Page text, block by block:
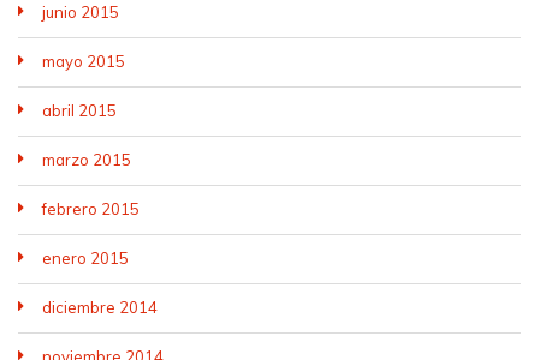
junio 2015
mayo 2015
abril 2015
marzo 2015
febrero 2015
enero 2015
diciembre 2014